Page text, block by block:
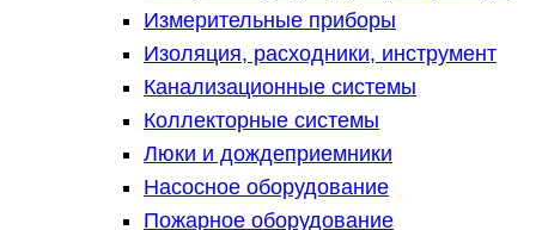
Измерительные приборы
Изоляция, расходники, инструмент
Канализационные системы
Коллекторные системы
Люки и дождеприемники
Насосное оборудование
Пожарное оборудование